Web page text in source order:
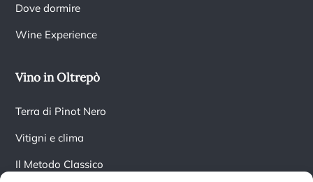
Dove dormire
Wine Experience
Vino in Oltrepò
Terra di Pinot Nero
Vitigni e clima
Il Metodo Classico